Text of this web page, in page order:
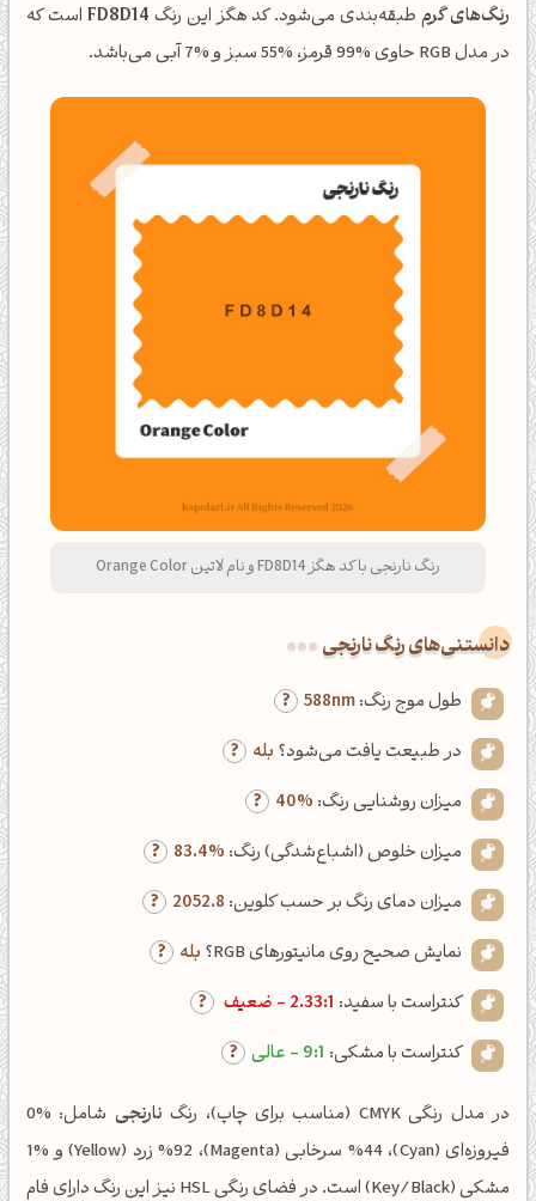
رنگ‌های گرمطبقه‌بندی می‌شود. کد هگز این رنگ FD8D14 است که
در مدل RGB حاوی %99 قرمز، %55 سبز و %7 آبی می‌باشد.
رنگ نارنجی با کد هگز FD8D14 و نام لاتین Orange Color
دانستنی‌های رنگ نارنجی
طول موج رنگ:588nm
در طبیعت یافت می‌شود؟ بله
میزان روشنایی رنگ: 40%
میزان خلوص (اشباع‌شدگی) رنگ: 83.4%
میزان دمای رنگ بر حسب کلوین: 2052.8
نمایش صحیح روی مانیتورهای RGB؟
بله
کنتراست با سفید: 2.33:1 - ضعیف
کنتراست با مشکی: 9:1 - عالی
در مدل رنگی CMYK (مناسب برای چاپ)، رنگ نارنجی
شامل: %0
فیروزه‌ای (Cyan)، %44 سرخابی (Magenta)، %92 زرد (Yellow) و %1
مشکی (Key/Black) است. در فضای رنگی HSL نیز این رنگ دارای فام